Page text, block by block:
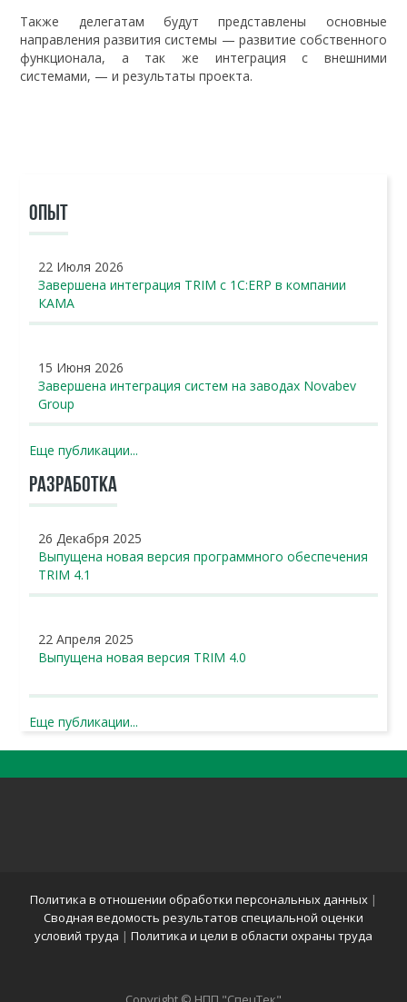
Также делегатам будут представлены основные
направления развития системы — развитие собственного
функционала, а так же интеграция с внешними
системами, — и результаты проекта.
ОПЫТ
22 Июля 2026
Завершена интеграция TRIM с 1С:ERP в компании
КАМА
15 Июня 2026
Завершена интеграция систем на заводах Novabev
Group
Еще публикации...
РАЗРАБОТКА
26 Декабря 2025
Выпущена новая версия программного обеспечения
TRIM 4.1
22 Апреля 2025
Выпущена новая версия TRIM 4.0
Еще публикации...
Политика в отношении обработки персональных данных |
Сводная ведомость результатов специальной оценки
условий труда | Политика и цели в области охраны труда